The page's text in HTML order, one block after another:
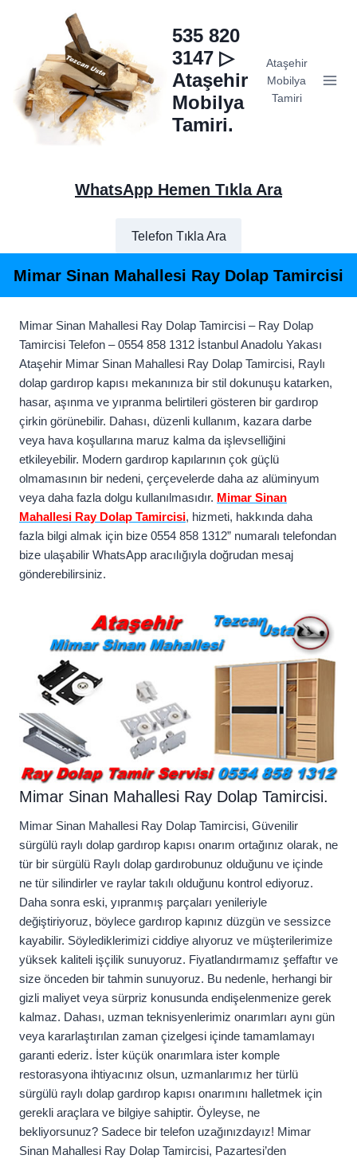
535 820
3147 ▷
Ataşehir
Mobilya
Tamiri.
Ataşehir
Mobilya
Tamiri
WhatsApp Hemen Tıkla Ara
Telefon Tıkla Ara
Mimar Sinan Mahallesi Ray Dolap Tamircisi
Mimar Sinan Mahallesi Ray Dolap Tamircisi – Ray Dolap
Tamircisi Telefon – 0554 858 1312 İstanbul Anadolu Yakası
Ataşehir Mimar Sinan Mahallesi Ray Dolap Tamircisi, Raylı
dolap gardırop kapısı mekanınıza bir stil dokunuşu katarken,
hasar, aşınma ve yıpranma belirtileri gösteren bir gardırop
çirkin görünebilir. Dahası, düzenli kullanım, kazara darbe
veya hava koşullarına maruz kalma da işlevselliğini
etkileyebilir. Modern gardırop kapılarının çok güçlü
olmamasının bir nedeni, çerçevelerde daha az alüminyum
veya daha fazla dolgu kullanılmasıdır. Mimar Sinan
Mahallesi Ray Dolap Tamircisi, hizmeti, hakkında daha
fazla bilgi almak için bize 0554 858 1312” numaralı telefondan
bize ulaşabilir WhatsApp aracılığıyla doğrudan mesaj
gönderebilirsiniz.
Mimar Sinan Mahallesi Ray Dolap Tamircisi.
Mimar Sinan Mahallesi Ray Dolap Tamircisi, Güvenilir
sürgülü raylı dolap gardırop kapısı onarım ortağınız olarak, ne
tür bir sürgülü Raylı dolap gardırobunuz olduğunu ve içinde
ne tür silindirler ve raylar takılı olduğunu kontrol ediyoruz.
Daha sonra eski, yıpranmış parçaları yenileriyle
değiştiriyoruz, böylece gardırop kapınız düzgün ve sessizce
kayabilir. Söylediklerimizi ciddiye alıyoruz ve müşterilerimize
yüksek kaliteli işçilik sunuyoruz. Fiyatlandırmamız şeffaftır ve
size önceden bir tahmin sunuyoruz. Bu nedenle, herhangi bir
gizli maliyet veya sürpriz konusunda endişelenmenize gerek
kalmaz. Dahası, uzman teknisyenlerimiz onarımları aynı gün
veya kararlaştırılan zaman çizelgesi içinde tamamlamayı
garanti ederiz. İster küçük onarımlara ister komple
restorasyona ihtiyacınız olsun, uzmanlarımız her türlü
sürgülü raylı dolap gardırop kapısı onarımını halletmek için
gerekli araçlara ve bilgiye sahiptir. Öyleyse, ne
bekliyorsunuz? Sadece bir telefon uzağınızdayız! Mimar
Sinan Mahallesi Ray Dolap Tamircisi, Pazartesi’den